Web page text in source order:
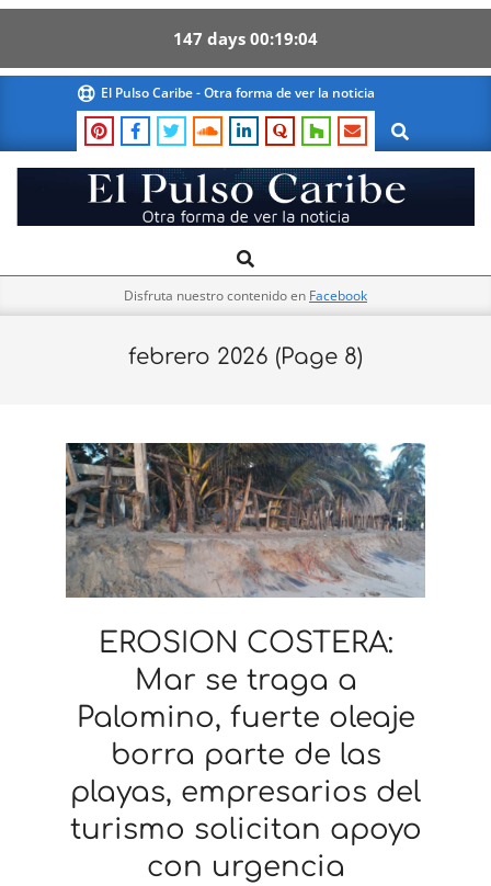
147 days 00 19 03
content
El Pulso Caribe - Otra forma de ver la noticia
Search
El
Pulso
Navigation
Search
Disfruta nuestro contenido en Facebook
febrero 2026 (Page 8)
EROSION COSTERA:
Mar se traga a
Palomino, fuerte oleaje
borra parte de las
playas, empresarios del
turismo solicitan apoyo
con urgencia